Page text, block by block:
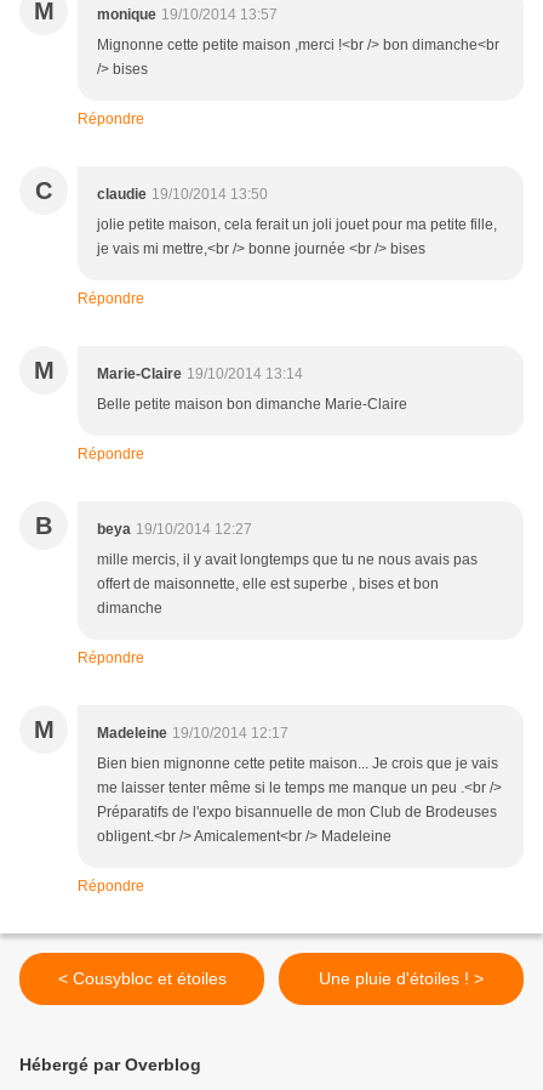
M monique 19/10/2014 13:57
Mignonne cette petite maison ,merci !<br /> bon dimanche<br
/> bises
Répondre
C claudie 19/10/2014 13:50
jolie petite maison, cela ferait un joli jouet pour ma petite fille,
je vais mi mettre,<br /> bonne journée <br /> bises
Répondre
M Marie-Claire 19/10/2014 13:14
Belle petite maison bon dimanche Marie-Claire
Répondre
B beya 19/10/2014 12:27
mille mercis, il y avait longtemps que tu ne nous avais pas
offert de maisonnette, elle est superbe , bises et bon
dimanche
Répondre
M Madeleine 19/10/2014 12:17
Bien bien mignonne cette petite maison... Je crois que je vais
me laisser tenter même si le temps me manque un peu .<br />
Préparatifs de l'expo bisannuelle de mon Club de Brodeuses
obligent.<br /> Amicalement<br /> Madeleine
Répondre
< Cousybloc et étoiles Une pluie d'étoiles ! >
Hébergé par Overblog